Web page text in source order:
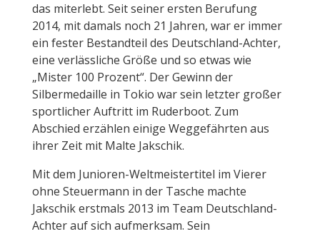
das miterlebt. Seit seiner ersten Berufung
2014, mit damals noch 21 Jahren, war er immer
ein fester Bestandteil des Deutschland-Achter,
eine verlässliche Größe und so etwas wie
„Mister 100 Prozent“. Der Gewinn der
Silbermedaille in Tokio war sein letzter großer
sportlicher Auftritt im Ruderboot. Zum
Abschied erzählen einige Weggefährten aus
ihrer Zeit mit Malte Jakschik.
Mit dem Junioren-Weltmeistertitel im Vierer
ohne Steuermann in der Tasche machte
Jakschik erstmals 2013 im Team Deutschland-
Achter auf sich aufmerksam. Sein